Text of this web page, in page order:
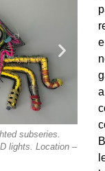
subseries.
lights. Location –